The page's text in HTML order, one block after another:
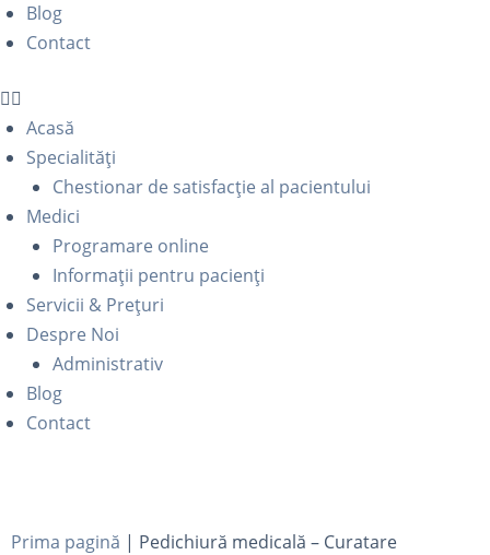
Blog
Contact
Acasă
Specialități
Chestionar de satisfacție al pacientului
Medici
Programare online
Informații pentru pacienți
Servicii & Prețuri
Despre Noi
Administrativ
Blog
Contact
Prima pagină | Pedichiură medicală – Curatare